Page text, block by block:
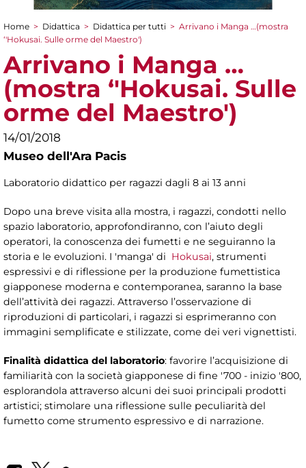
Tu sei qui
Home > Didattica > Didattica per tutti > Arrivano i Manga …(mostra
‘'Hokusai. Sulle orme del Maestro')
Arrivano i Manga …
(mostra ‘'Hokusai. Sulle
orme del Maestro')
14/01/2018
Museo dell'Ara Pacis
Laboratorio didattico per ragazzi dagli 8 ai 13 anni
Dopo una breve visita alla mostra, i ragazzi, condotti nello
spazio laboratorio, approfondiranno, con l’aiuto degli
operatori, la conoscenza dei fumetti e ne seguiranno la
storia e le evoluzioni. I 'manga' di Hokusai, strumenti
espressivi e di riflessione per la produzione fumettistica
giapponese moderna e contemporanea, saranno la base
dell’attività dei ragazzi. Attraverso l’osservazione di
riproduzioni di particolari, i ragazzi si esprimeranno con
immagini semplificate e stilizzate, come dei veri vignettisti.
Finalità didattica del laboratorio: favorire l’acquisizione di
familiarità con la società giapponese di fine '700 - inizio '800,
esplorandola attraverso alcuni dei suoi principali prodotti
artistici; stimolare una riflessione sulle peculiarità del
fumetto come strumento espressivo e di narrazione.